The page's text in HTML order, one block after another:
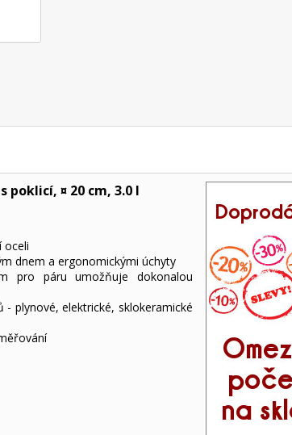
poklicí, ¤ 20 cm, 3.0 l
oceli
dnem a ergonomickými úchyty
pro páru umožňuje dokonalou
plynové, elektrické, sklokeramické